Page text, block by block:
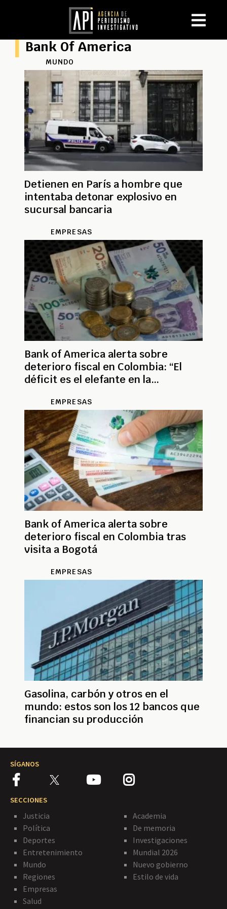
Bank Of America
MUNDO
Detienen en París a hombre que
intentaba detonar explosivo en
sucursal bancaria
EMPRESAS
Bank of America alerta sobre
deterioro fiscal en Colombia: “El
déficit es el elefante en la
EMPRESAS
Bank of America alerta sobre
deterioro fiscal en Colombia tras
visita a Bogotá
EMPRESAS
Gasolina, carbón y otros en el
mundo: estos son los 12 bancos que
financian su producción
SÍGANOS
SECCIONES
Justicia
Política
Deportes
Entretenimiento
Mundo
Regiones
Empresas
Salud
Academia
De memoria
Investigaciones
Mundial 2026
Nuevo gobierno
Estilo de vida